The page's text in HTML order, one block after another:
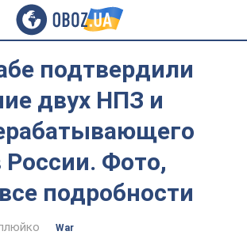
подтвердили
двух НПЗ и
России. Фото,
подробности
War